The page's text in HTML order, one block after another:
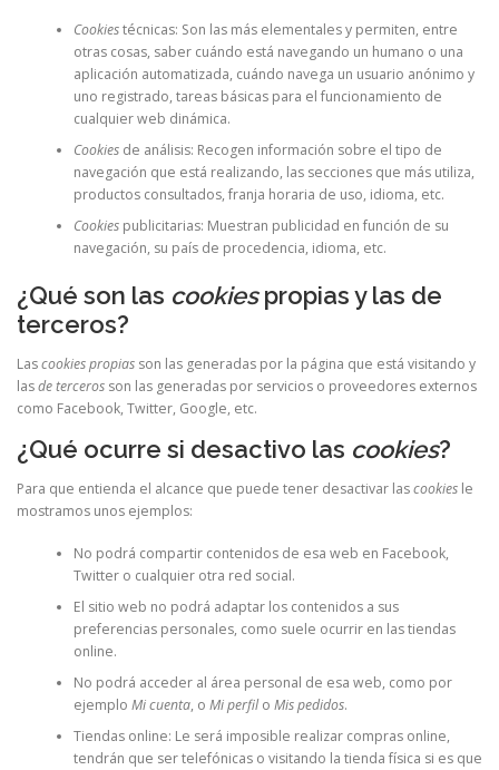
Cookiestécnicas: Son las más elementales y permiten, entre
otras cosas, saber cuándo está navegando un humano o una
aplicación automatizada, cuándo navega un usuario anónimo y
uno registrado, tareas básicas para el funcionamiento de
cualquier web dinámica.
Cookiesde análisis: Recogen información sobre el tipo de
navegación que está realizando, las secciones que más utiliza,
productos consultados, franja horaria de uso, idioma, etc.
Cookiespublicitarias: Muestran publicidad en función de su
navegación, su país de procedencia, idioma, etc.
¿Qué son las cookiespropias y las de
terceros?
Lascookies propias son las generadas por la página que está visitando y
lasde terceros son las generadas por servicios o proveedores externos
como Facebook, Twitter, Google, etc.
¿Qué ocurre si desactivo las cookies?
Para que entienda el alcance que puede tener desactivar lascookies le
mostramos unos ejemplos:
No podrá compartir contenidos de esa web en Facebook,
Twitter o cualquier otra red social.
El sitio web no podrá adaptar los contenidos a sus
preferencias personales, como suele ocurrir en las tiendas
online.
No podrá acceder al área personal de esa web, como por
ejemplo Mi cuenta, o Mi perfilo Mis pedidos.
Tiendas online: Le será imposible realizar compras online,
tendrán que ser telefónicas o visitando la tienda física si es que